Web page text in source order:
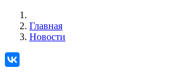
Главная
Новости